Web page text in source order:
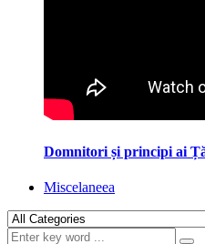
Domnitori și principi ai
Miscelaneea